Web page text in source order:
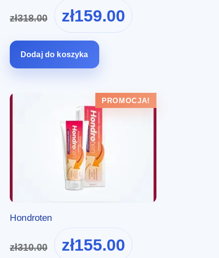
zł318.00
Pierwotna
cena
wynosiła:
zł159.00
cena
Dodaj do koszyka
PROMOCJA!
Hondroten
zł310.00
Pierwotna
cena
zł155.00
cena